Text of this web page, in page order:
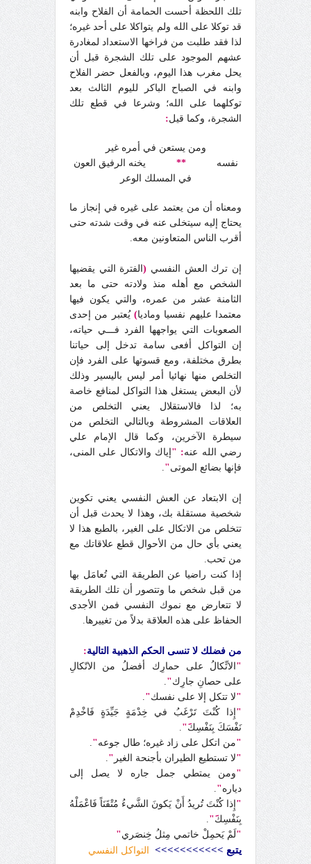
تلك اللحظة أحست الحمامة أن الفلاح وابنه
قد توكلا على الله ولم يتواكلا على أحد غيره؛
لذا فقد طلبت من فراخها الاستعداد لمغادرة
عشهم الموجود على تلك الشجرة قبل أن
يحل مغرب هذا اليوم، وبالفعل حضر الفلاح
وابنه في الصباح الباكر لليوم الثالث بعد
توكلهما على الله؛ وشرعا في قطع تلك
الشجرة، وكما قيل:
ومن يستعن في أمره غير
نفسه
**
يخنه الرفيق العون
في المسلك الوعر
ومعناه أن من يعتمد على غيره في إنجاز ما
يحتاج إليه سيتخلى عنه في وقت شدته حتى
أقرب الناس المتعاونين معه.
إن ترك العش النفسي (الفترة التي يقضيها
الشخص مع أهله منذ ولادته حتى ما بعد
الثامنة عشر من عمره، والتي يكون فيها
معتمدا عليهم نفسيا وماديا) يُعتبر من إحدى
الصعوبات التي يواجهها الفرد فـــي حياته،
إن التواكل أفعى سامة تدخل إلى حياتنا
بطرق مختلفة، ومع قسوتها على الفرد فإن
التخلص منها نهائيا أمر ليس باليسير وذلك
لأن البعض يستغل هذا التواكل لمنافع خاصة
به؛ لذا فالاستقلال يعني التخلص من
العلاقات المشروطة وبالتالي التخلص من
سيطرة الآخرين، وكما قال الإمام علي
رضي الله عنه: " إياك والاتكال على المنى،
فإنها بضائع الموتى"
.
إن الابتعاد عن العش النفسي يعني تكوين
شخصية مستقلة بك، وهذا لا يحدث قبل أن
تتخلص من الاتكال على الغير، بالطبع هذا لا
يعني بأي حال من الأحوال قطع علاقاتك مع
من تحب.
إذا كنت راضيا عن الطريقة التي تُعامَل بها
من قبل شخص ما وتتصور أن تلك الطريقة
لا تتعارض مع نموك النفسي فمن الأجدى
الحفاظ على هذه العلاقة بدلاً من تغييرها.
من فضلك لا تنسى الحكم الذهبية التالية:
" الاتِّكالُ على حمارِك أفضلُ من الاتّكالِ
على حصانِ جارِك"
.
"لا تتكل إلا على نفسك"
.
" إِذا كُنْتَ تَرْغَبُ في خِدْمَةٍ جَيِّدَةٍ فَاخْدِمْ
نَفْسَكَ بِنَفْسِكَ".
"من اتكل على زاد غيره؛ طال جوعه"
.
"لا تستطيع الطيران بأجنحة الغير "
.
"ومن يمتطي جمل جاره لا يصل إلى
دياره"
.
" إِذا كُنْتَ تُريدُ أَنْ يَكونَ الشَّيءُ مُتْقَنَاً فَاعْمَلْهُ
بِنَفْسِكَ".
"لَمْ يَحمِلْ خاتمي مِثلُ خِنصَري"
يتبع >>>>>>>>>>> التواكل النفسي